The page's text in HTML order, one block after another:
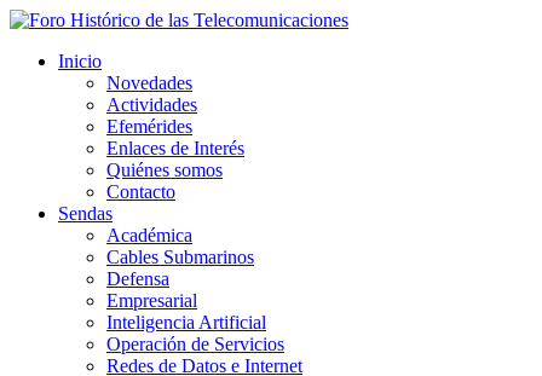
Inicio
Novedades
Actividades
Efemérides
Enlaces de Interés
Quiénes somos
Contacto
Sendas
Académica
Cables Submarinos
Defensa
Empresarial
Inteligencia Artificial
Operación de Servicios
Redes de Datos e Internet